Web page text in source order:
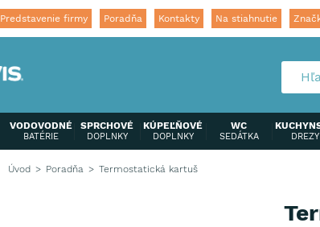
Predstavenie firmy Poradňa Kontakty Na stiahnutie
VODOVODNÉ
BATÉRIE
SPRCHOVÉ
DOPLNKY
KÚPEĽŇOVÉ
DOPLNKY
WC
SEDÁTKA DREZY
Úvod Poradňa Termostatická kartuš